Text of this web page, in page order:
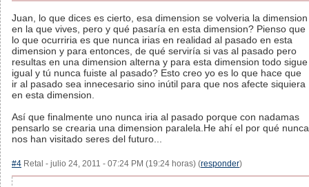
Juan, lo que dices es cierto, esa dimension se volveria la dimension
en la que vives, pero y qué pasaría en esta dimension? Pienso que
lo que ocurriria es que nunca irias en realidad al pasado en esta
dimension y para entonces, de qué serviría si vas al pasado pero
resultas en una dimension alterna y para esta dimension todo sigue
igual y tú nunca fuiste al pasado? Esto creo yo es lo que hace que
ir al pasado sea innecesario sino inútil para que nos afecte siquiera
en esta dimension.
Así que finalmente uno nunca iria al pasado porque con nadamas
pensarlo se crearia una dimension paralela.He ahí el por qué nunca
nos han visitado seres del futuro...
#4 Retal - julio 24, 2011 - 07:24 PM (19:24 horas) (responder)